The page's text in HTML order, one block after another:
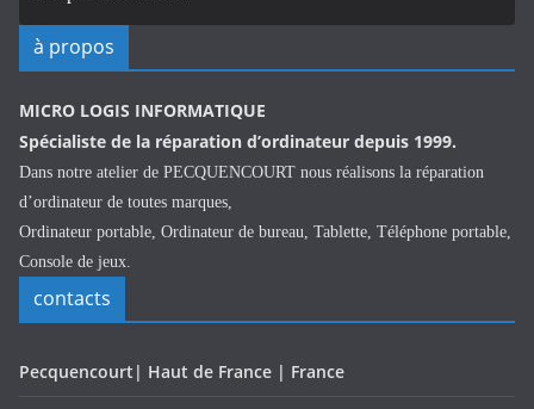
à propos
MICRO LOGIS INFORMATIQUE
Spécialiste de la réparation d’ordinateur depuis 1999.
Dans notre atelier de PECQUENCOURT nous réalisons la réparation
d’ordinateur de toutes marques,
Ordinateur portable, Ordinateur de bureau, Tablette, Téléphone portable,
Console de jeux.
contacts
Pecquencourt| Haut de France | France